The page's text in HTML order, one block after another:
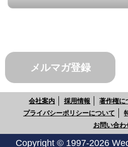
メルマガ登録
会社案内 採用情報 著作権に
プライバシーポリシーについて
お問い合わ
Copyright © 1997-2026